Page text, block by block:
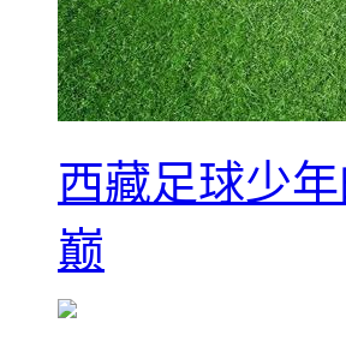
西藏足球少
巅